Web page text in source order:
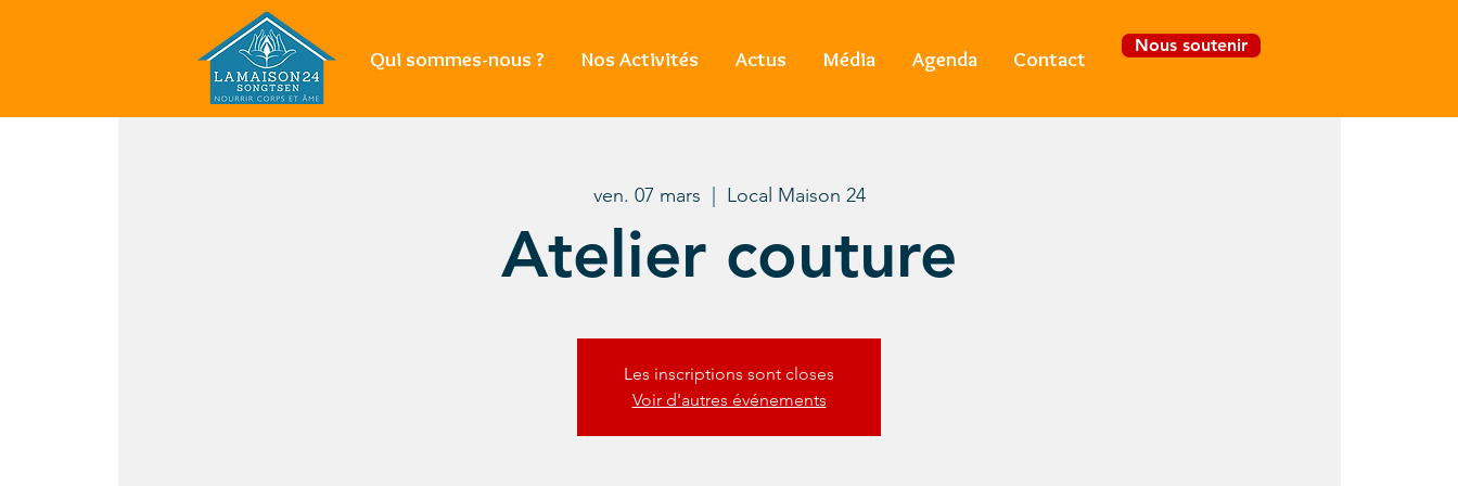
ven. 07 mars Local Maison 24
Atelier couture
Les inscriptions sont closes
Voir d'autres événements
Qui sommes-nous ? Nos Activités Actus Média Agenda Contact
Nous soutenir